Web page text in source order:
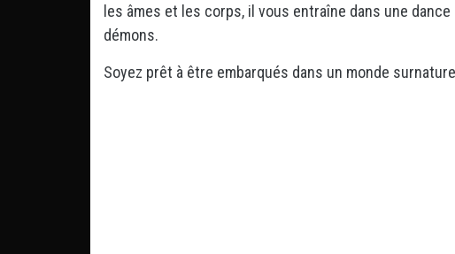
les âmes et les corps, il vous entraîne dans une
démons.
Soyez prêt à être embarqués dans un monde